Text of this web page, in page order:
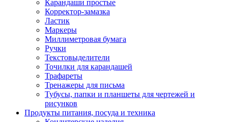
Карандаши простые
Корректор-замазка
Ластик
Маркеры
Миллиметровая бумага
Ручки
Текстовыделители
Точилки для карандашей
Трафареты
Тренажеры для письма
Тубусы, папки и планшеты для чертежей и
рисунков
Продукты питания, посуда и техника